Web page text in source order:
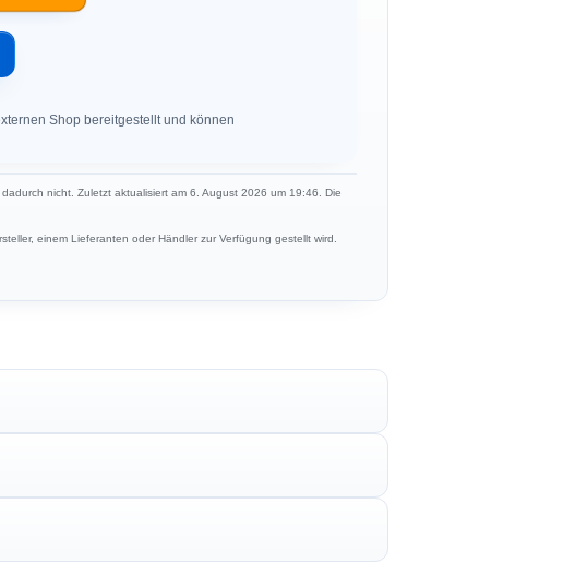
Shop bereitgestellt und können
nicht. Zuletzt aktualisiert am 6. August 2026 um 19:46. Die
einem Lieferanten oder Händler zur Verfügung gestellt wird.